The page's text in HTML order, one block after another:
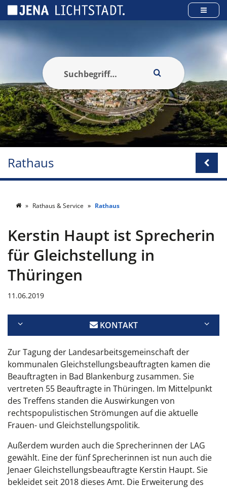
Rathaus
Rathaus & Service Rathaus
Kerstin Haupt ist Sprecherin
für Gleichstellung in
Thüringen
11.06.2019
KONTAKT
Zur Tagung der Landesarbeitsgemeinschaft der
kommunalen Gleichstellungsbeauftragten kamen die
Beauftragten in Bad Blankenburg zusammen. Sie
vertreten 55 Beauftragte in Thüringen. Im Mittelpunkt
des Treffens standen die Auswirkungen von
rechtspopulistischen Strömungen auf die aktuelle
Frauen- und Gleichstellungspolitik.
Außerdem wurden auch die Sprecherinnen der LAG
gewählt. Eine der fünf Sprecherinnen ist nun auch die
Jenaer Gleichstellungsbeauftragte Kerstin Haupt. Sie
bekleidet seit 2018 dieses Amt. Die Erweiterung des
Cookie-Einstellungen